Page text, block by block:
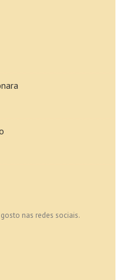
nas redes sociais.